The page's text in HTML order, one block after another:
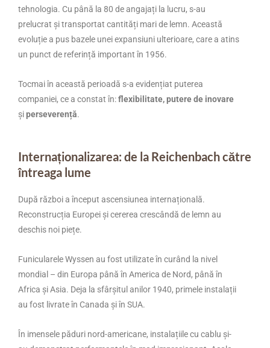
tehnologia. Cu până la 80 de angajați la lucru, s-au
prelucrat și transportat cantități mari de lemn. Această
evoluție a pus bazele unei expansiuni ulterioare, care a atins
un punct de referință important în 1956.
Tocmai în această perioadă s-a evidențiat puterea
companiei, ce a constat în:flexibilitate, putere de inovare
șiperseverență.
Internaționalizarea: de la Reichenbach către
întreaga lume
După război a început ascensiunea internațională.
Reconstrucția Europei și cererea crescândă de lemn au
deschis noi piețe.
Funicularele Wyssen au fost utilizate în curând la nivel
mondial – din Europa până în America de Nord, până în
Africa și Asia. Deja la sfârșitul anilor 1940, primele instalații
au fost livrate în Canada și în SUA.
În imensele păduri nord-americane, instalațiile cu cablu și-